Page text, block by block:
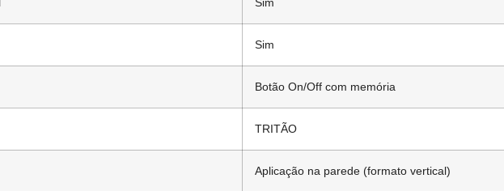
Sim
Sim
Botão On/Off com memória
TRITÃO
Aplicação na parede (formato vertical)